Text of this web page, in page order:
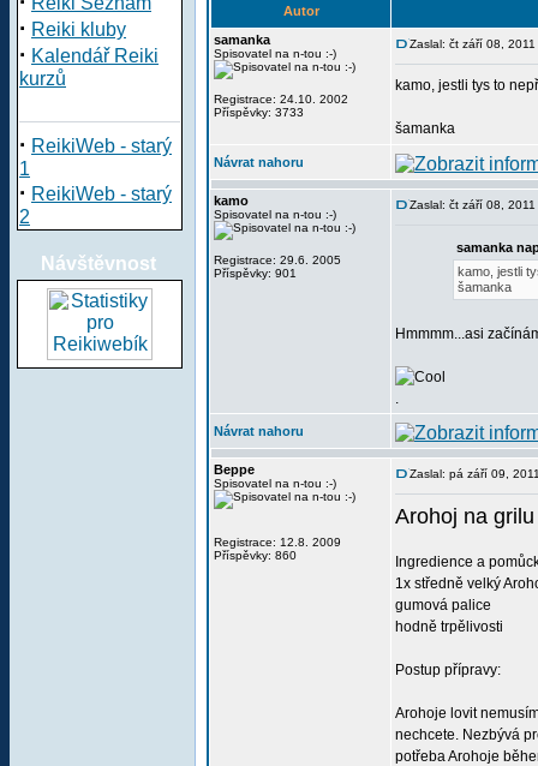
· Reiki kluby
· Kalendář Reiki
kurzů
· ReikiWeb - starý
1
· ReikiWeb - starý
2
Návštěvnost
Autor
samanka
Spisovatel na n-tou :-)
Registrace: 24.10. 2002
Příspěvky: 3733
Zaslal: čt září 08,
kamo, jestli tys to
šamanka
Návrat nahoru
kamo
Spisovatel na n-tou :-)
Registrace: 29.6. 2005
Příspěvky: 901
Zaslal: čt září 08,
samanka
kamo, jestli
šamanka
Hmmmm...asi
.
Návrat nahoru
Beppe
Spisovatel na n-tou :-)
Registrace: 12.8. 2009
Příspěvky: 860
Zaslal: pá září 09,
Arohoj na grilu
Ingredience a
1x středně velký
gumová palice
hodně trpělivosti
Postup přípravy:
Arohoje lovit
nechcete. Nezbývá
potřeba Arohoje